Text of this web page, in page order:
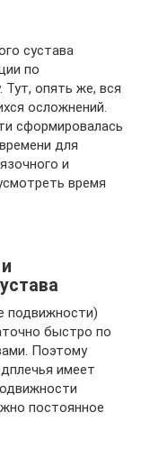
сустава
по
Тут, опять же, вся
осложнений.
сформировалась
для
и
время
подвижности)
быстро по
Поэтому
имеет
постоянное